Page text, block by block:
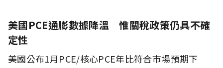
美國PCE通膨數據降溫 惟關稅政策仍具不確
定性
美國公布1月PCE/核心PCE年比符合市場預期下